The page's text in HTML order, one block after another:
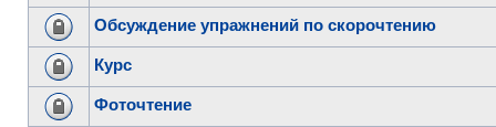
Обсуждение упражнений по скорочтению
Курс
Фоточтение